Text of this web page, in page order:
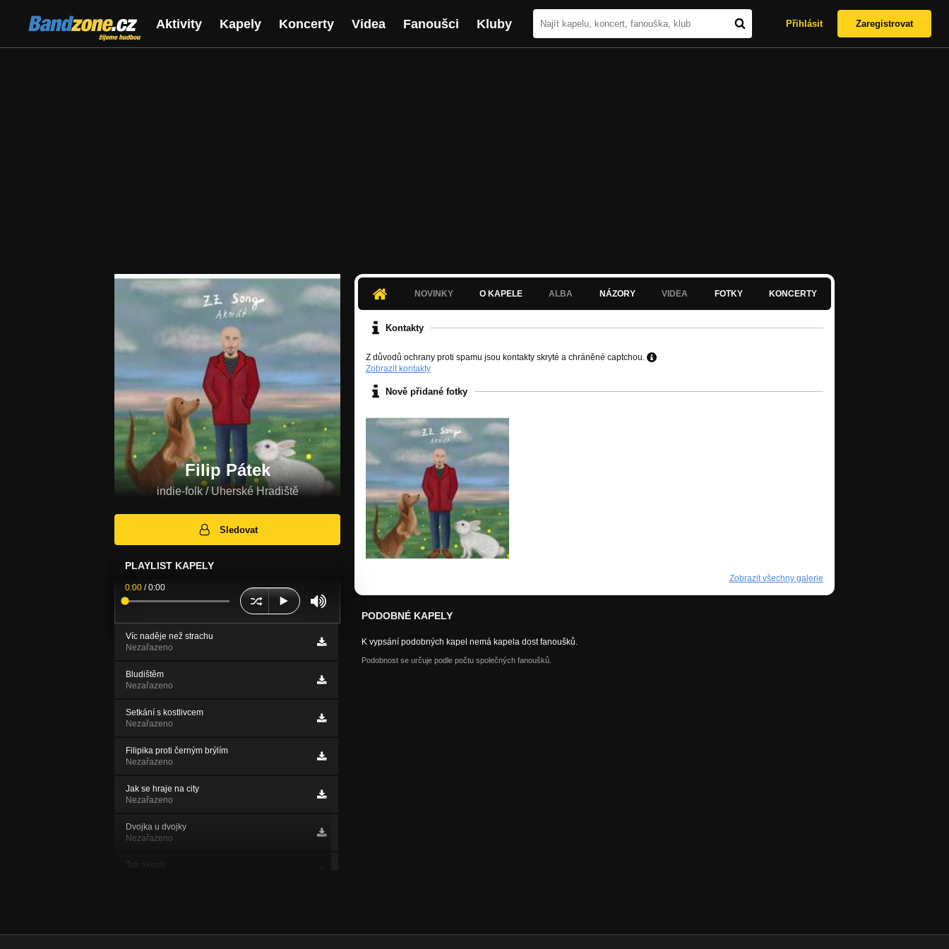
Bandzone.cz
žijeme hudbou
Aktivity Kapely Koncerty Videa Fanoušci Kluby Přihlásit Zaregistrovat
Filip Pátek
indie-folk / Uherské Hradiště
Sledovat
PLAYLIST KAPELY
0:00 /0:00
Víc naděje než strachu
Nezařazeno
Bludištěm
Nezařazeno
Setkání s kostlivcem
Nezařazeno
Filipika proti černým brýlím
Nezařazeno
Jak se hraje na city
Nezařazeno
Dvojka u dvojky
Nezařazeno
Tak akorát
NOVINKY O KAPELE ALBA NÁZORY VIDEA FOTKY KONCERTY
Kontakty
Z důvodů ochrany proti spamu jsou kontakty skryté a chráněné captchou.
Zobrazit kontakty
Nově přidané fotky
Zobrazit všechny galerie
PODOBNÉ KAPELY
K vypsání podobných kapel nemá kapela dost fanoušků.
Podobnost se určuje podle počtu společných fanoušků.